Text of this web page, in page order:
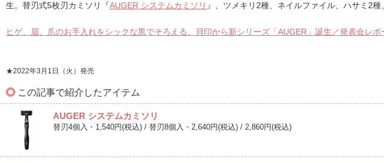
生。替刃式5枚刃カミソリ『AUGER システムカミソリ 』、ツメキリ2種、ネイルファイル、ハサミ2種
ヒゲ、眉、爪のお手入れをシックな黒でそろえる。貝印から新シリーズ「AUGER」誕生／発表会レポ
★2022年3月1日（火）発売
この記事で紹介したアイテム
AUGER システムカミソリ
替刃4個入・1,540円(税込) / 替刃8個入・2,640円(税込) / 2,860円(税込)